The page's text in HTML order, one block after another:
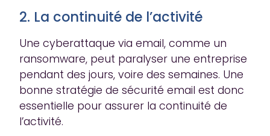
2. La continuité de l’activité
Une cyberattaque via email, comme un
ransomware, peut paralyser une entreprise
pendant des jours, voire des semaines. Une
bonne stratégie de sécurité email est donc
essentielle pour assurer la continuité de
l’activité.